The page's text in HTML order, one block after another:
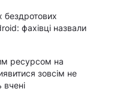
фахівці назвали
ресурсом на
зовсім не